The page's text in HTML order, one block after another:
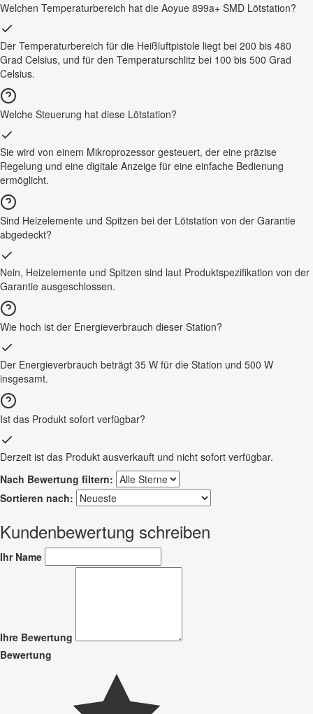
Welchen Temperaturbereich hat die Aoyue 899a+ SMD Lötstation?
Der Temperaturbereich für die Heißluftpistole liegt bei 200 bis 480
Grad Celsius, und für den Temperaturschlitz bei 100 bis 500 Grad
Celsius.
Welche Steuerung hat diese Lötstation?
Sie wird von einem Mikroprozessor gesteuert, der eine präzise
Regelung und eine digitale Anzeige für eine einfache Bedienung
ermöglicht.
Sind Heizelemente und Spitzen bei der Lötstation von der Garantie
abgedeckt?
Nein, Heizelemente und Spitzen sind laut Produktspezifikation von der
Garantie ausgeschlossen.
Wie hoch ist der Energieverbrauch dieser Station?
Der Energieverbrauch beträgt 35 W für die Station und 500 W
insgesamt.
Ist das Produkt sofort verfügbar?
Derzeit ist das Produkt ausverkauft und nicht sofort verfügbar.
Nach Bewertung filtern:
Sortieren nach:
Kundenbewertung schreiben
Ihr Name
Ihre Bewertung
Bewertung